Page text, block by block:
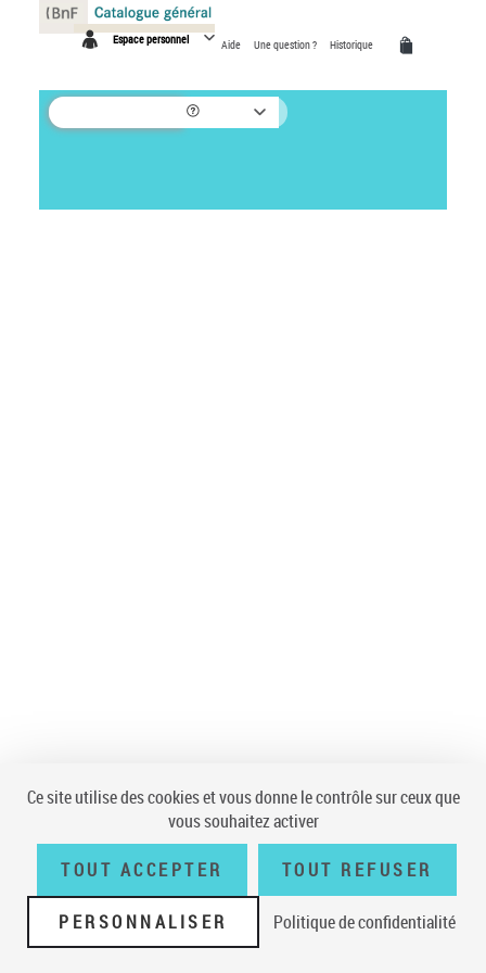
Espace personnel Aide Une question ? Historique
Panneau de gestion des cookies
Ce site utilise des cookies et vous donne le contrôle sur ceux que
vous souhaitez activer
TOUT ACCEPTER TOUT REFUSER
PERSONNALISER Politique de confidentialité